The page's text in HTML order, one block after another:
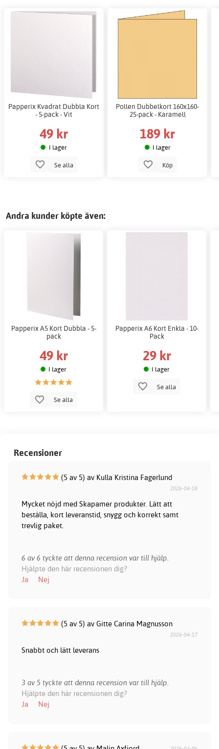
Papperix Kvadrat Dubbla Kort
- 5-pack - Vit
49 kr
I lager
Se alla
Pollen Dubbelkort 160x160-
25-pack - Karamell
189 kr
I lager
Köp
Andra kunder köpte även:
Papperix A5 Kort Dubbla - 5-
pack
49 kr
I lager
Se alla
Papperix A6 Kort Enkla - 10-
Pack
29 kr
I lager
Se alla
Recensioner
(5 av 5) av Kulla Kristina Fagerlund
2026-04-18
Mycket nöjd med Skapamer produkter. Lätt att
beställa, kort leveranstid, snygg och korrekt samt
trevlig paket.
6 av 6 tyckte att denna recension var till hjälp.
Hjälpte den här recensionen dig?
Ja
Nej
(5 av 5) av Gitte Carina Magnusson
2026-04-17
Snabbt och lätt leverans
3 av 5 tyckte att denna recension var till hjälp.
Hjälpte den här recensionen dig?
Ja
Nej